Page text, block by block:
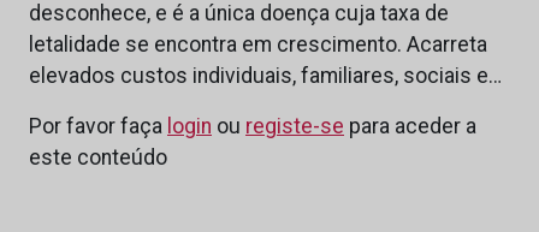
desconhece, e é a única doença cuja taxa de
letalidade se encontra em crescimento. Acarreta
elevados custos individuais, familiares, sociais e…
Por favor faça login ou registe-se para aceder a
este conteúdo